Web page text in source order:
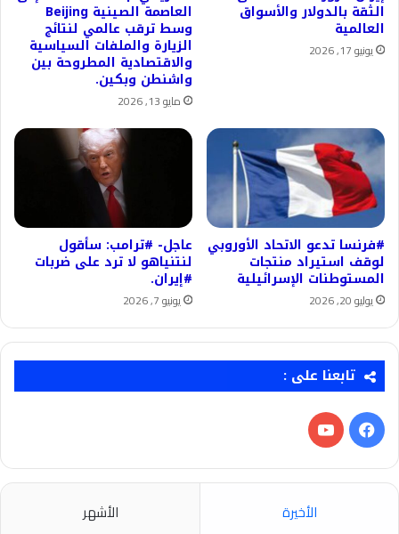
الثقة بالدولار والأسواق
العالمية
يونيو 17, 2026
العاصمة الصينية Beijing
وسط ترقب عالمي لنتائج
الزيارة والملفات السياسية
والاقتصادية المطروحة بين
واشنطن وبكين.
مايو 13, 2026
#فرنسا تدعو الاتحاد الأوروبي
لوقف استيراد منتجات
المستوطنات الإسرائيلية
يوليو 20, 2026
عاجل- #ترامب: سأقول
لنتنياهو لا ترد على ضربات
#إيران.
يونيو 7, 2026
تابعنا على :
فيسبوك‫YouTube
الأخيرة الأشهر